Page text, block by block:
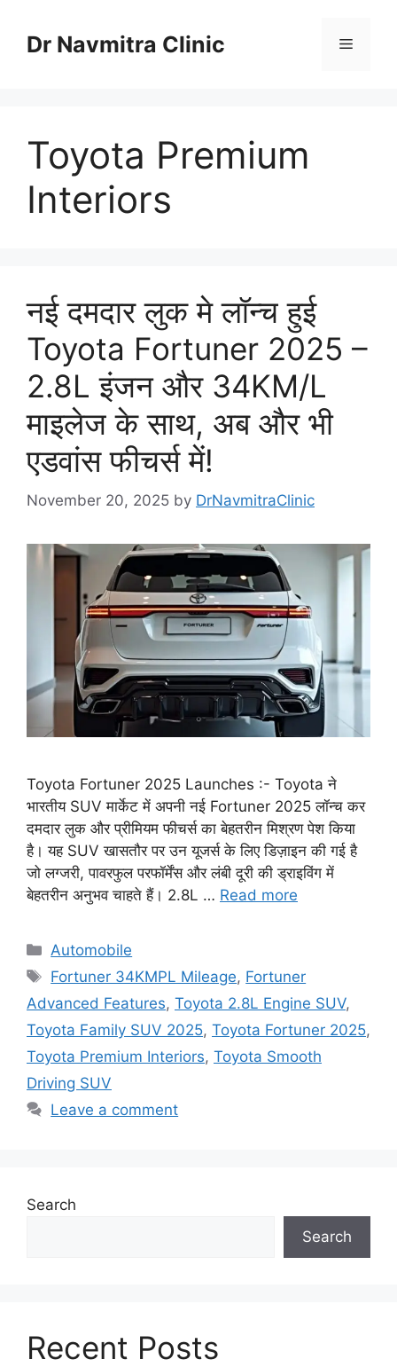
contentDr Navmitra Clinic Menu
Toyota Premium
Interiors
नई दमदार लुक मे लॉन्च हुई
Toyota Fortuner 2025 –
2.8L इंजन और 34KM/L
माइलेज के साथ, अब और भी
एडवांस फीचर्स में!
November 20, 2025 by DrNavmitraClinic
Toyota Fortuner 2025 Launches :- Toyota ने
भारतीय SUV मार्केट में अपनी नई Fortuner 2025 लॉन्च कर
दमदार लुक और प्रीमियम फीचर्स का बेहतरीन मिश्रण पेश किया
है। यह SUV खासतौर पर उन यूजर्स के लिए डिज़ाइन की गई है
जो लग्जरी, पावरफुल परफॉर्मेंस और लंबी दूरी की ड्राइविंग में
बेहतरीन अनुभव चाहते हैं। 2.8L … Read more
Categories
Automobile
Tags
Fortuner 34KMPL Mileage, Fortuner
Advanced Features, Toyota 2.8L Engine SUV,
Toyota Family SUV 2025, Toyota Fortuner 2025,
Toyota Premium Interiors, Toyota Smooth
Driving SUV
Leave a comment
Search
Search
Recent Posts